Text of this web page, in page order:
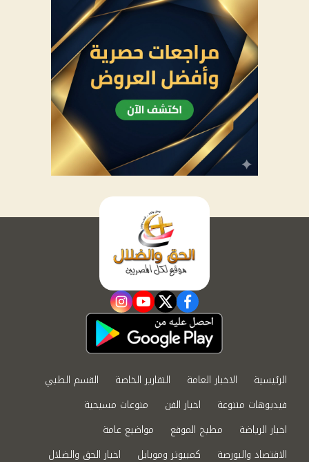
facebook
twitter
youtube
instagram
الرئيسية الاخبار العامة التقارير الخاصة
القسم الطبي
فيديوهات متنوعة
اخبار الفن
منوعات مسيحية
اخبار الرياضة
مطبخ الموقع
مواضيع عامة
الاقتصاد والبورصة
كمبيوتر وموبايل اخبار الحق والضلال